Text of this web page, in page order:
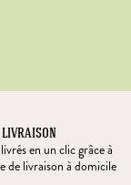
LIVRAISON
en un clic grâce à
de livraison à domicile